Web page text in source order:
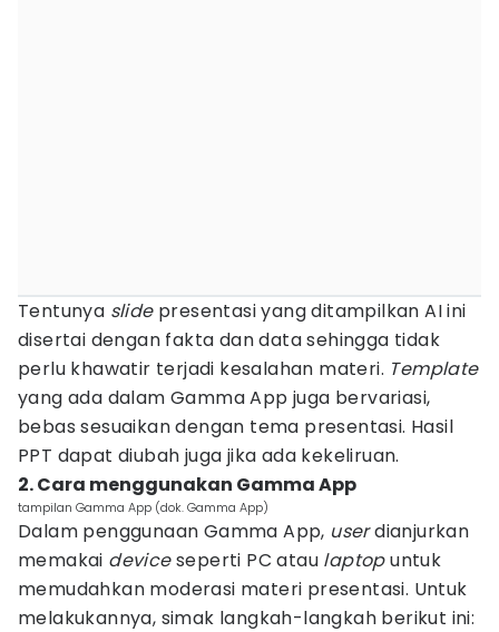
Tentunya slidepresentasi yang ditampilkan AI ini
disertai dengan fakta dan data sehingga tidak
perlu khawatir terjadi kesalahan materi. Template
yang ada dalam Gamma App juga bervariasi,
bebas sesuaikan dengan tema presentasi. Hasil
PPT dapat diubah juga jika ada kekeliruan.
2. Cara menggunakan Gamma App
tampilan Gamma App (dok. Gamma App)
Dalam penggunaan Gamma App, userdianjurkan
memakai deviceseperti PC atau laptopuntuk
memudahkan moderasi materi presentasi. Untuk
melakukannya, simak langkah-langkah berikut ini: